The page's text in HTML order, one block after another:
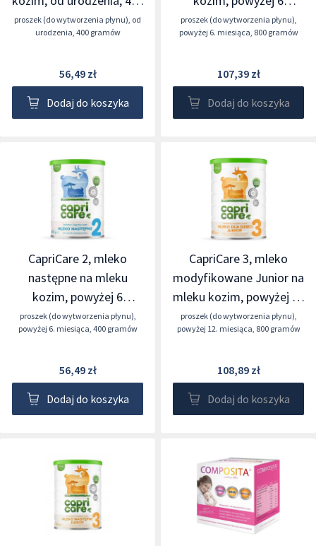
g
proszek (do wytworzenia płynu), od
urodzenia, 400 gramów
56,49 zł
Dodaj do koszyka
miesiąca, 400 g
proszek (do wytworzenia płynu),
powyżej 6. miesiąca, 800 gramów
107,39 zł
Dodaj do koszyka
CapriCare 2, mleko
następne na mleku
kozim, powyżej 6
miesiąca, 400 g
proszek (do wytworzenia płynu),
powyżej 6. miesiąca, 400 gramów
56,49 zł
Dodaj do koszyka
CapriCare 3, mleko
modyfikowane Junior na
mleku kozim, powyżej 12
miesiąca, 400 g
proszek (do wytworzenia płynu),
powyżej 12. miesiąca, 800 gramów
108,89 zł
Dodaj do koszyka